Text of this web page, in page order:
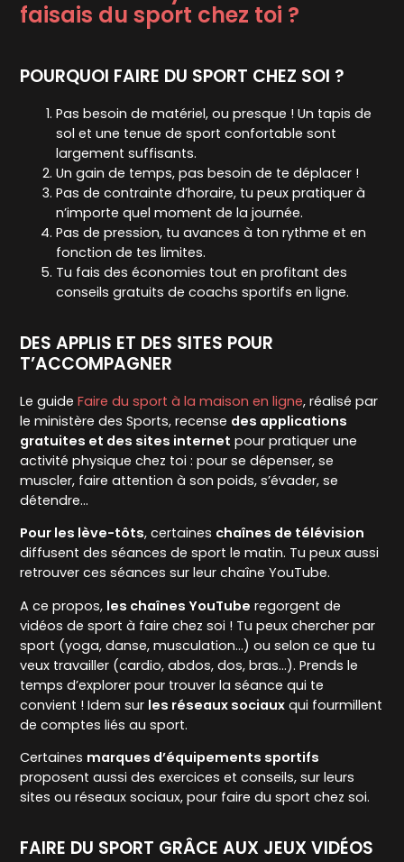
faisais du sport chez toi ?
POURQUOI FAIRE DU SPORT CHEZ SOI ?
Pas besoin de matériel, ou presque ! Un tapis de
sol et une tenue de sport confortable sont
largement suffisants.
Un gain de temps, pas besoin de te déplacer !
Pas de contrainte d’horaire, tu peux pratiquer à
n’importe quel moment de la journée.
Pas de pression, tu avances à ton rythme et en
fonction de tes limites.
Tu fais des économies tout en profitant des
conseils gratuits de coachs sportifs en ligne.
DES APPLIS ET DES SITES POUR
T’ACCOMPAGNER
Le guideFaire du sport à la maison en ligne, réalisé par
le ministère des Sports, recense des applications
gratuites et des sites internet pour pratiquer une
activité physique chez toi : pour se dépenser, se
muscler, faire attention à son poids, s’évader, se
détendre…
Pour les lève-tôts, certaines chaînes de télévision
diffusent des séances de sport le matin. Tu peux aussi
retrouver ces séances sur leur chaîne YouTube.
A ce propos, les chaînes YouTube regorgent de
vidéos de sport à faire chez soi ! Tu peux chercher par
sport (yoga, danse, musculation…) ou selon ce que tu
veux travailler (cardio, abdos, dos, bras…). Prends le
temps d’explorer pour trouver la séance qui te
convient ! Idem sur les réseaux sociaux qui fourmillent
de comptes liés au sport.
Certaines marques d’équipements sportifs
proposent aussi des exercices et conseils, sur leurs
sites ou réseaux sociaux, pour faire du sport chez soi.
FAIRE DU SPORT GRÂCE AUX JEUX VIDÉOS